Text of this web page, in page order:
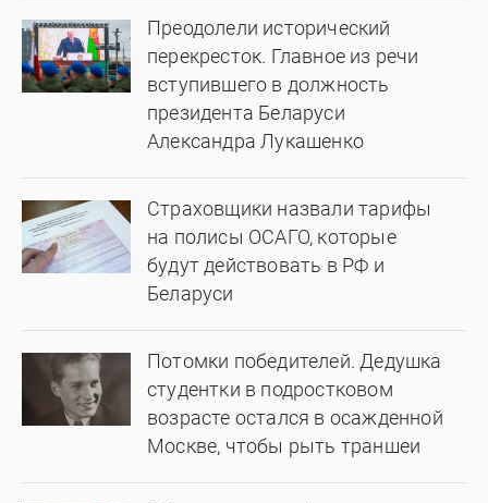
Преодолели исторический
перекресток. Главное из речи
вступившего в должность
президента Беларуси
Александра Лукашенко
Страховщики назвали тарифы
на полисы ОСАГО, которые
будут действовать в РФ и
Беларуси
Потомки победителей. Дедушка
студентки в подростковом
возрасте остался в осажденной
Москве, чтобы рыть траншеи